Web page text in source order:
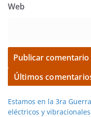
Web
Últimos
Estamos en la 3ra
eléctricos y vibracionales